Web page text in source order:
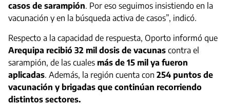
casos de sarampión. Por eso seguimos insistiendo en la
vacunación y en la búsqueda activa de casos”, indicó.
Respecto a la capacidad de respuesta, Oporto informó que
Arequipa recibió 32 mil dosis de vacunas contra el
sarampión, de las cuales más de 15 mil ya fueron
aplicadas. Además, la región cuenta con 254 puntos de
vacunación y brigadas que continúan recorriendo
distintos sectores.